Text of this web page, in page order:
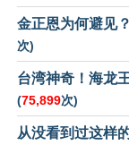
金正恩为何避见
次)
台湾神奇！海龙
(75,899次)
从没看到过这样